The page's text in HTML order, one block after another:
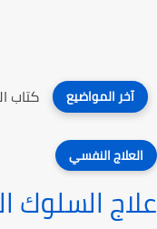
آخر المواضيع كتاب
العلاج النفسي
علاج السلوك